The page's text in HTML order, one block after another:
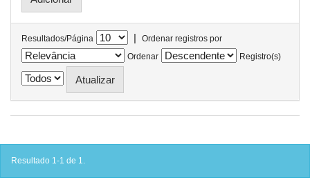
Resultados/Página |
Ordenar registros por
Ordenar
Registro(s)
Resultado 1-1 de 1.